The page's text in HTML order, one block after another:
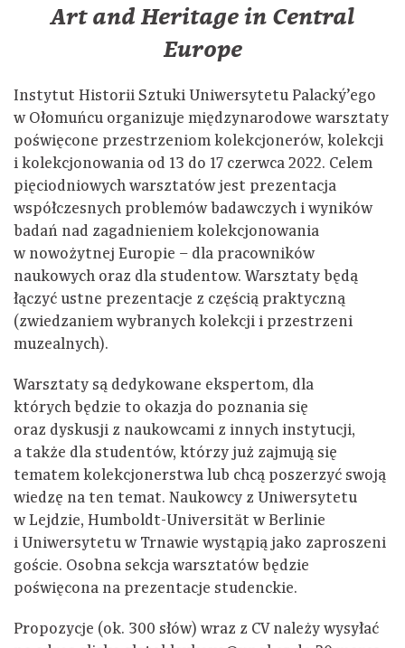
Art and Heritage in Central
Europe
Instytut Historii Sztuki Uniwersytetu Palacký’ego
w Ołomuńcu organizuje międzynarodowe warsztaty
poświęcone przestrzeniom kolekcjonerów, kolekcji
i kolekcjonowania od 13 do 17 czerwca 2022. Celem
pięciodniowych warsztatów jest prezentacja
współczesnych problemów badawczych i wyników
badań nad zagadnieniem kolekcjonowania
w nowożytnej Europie – dla pracowników
naukowych oraz dla studentow. Warsztaty będą
łączyć ustne prezentacje z częścią praktyczną
(zwiedzaniem wybranych kolekcji i przestrzeni
muzealnych).
Warsztaty są dedykowane ekspertom, dla
których będzie to okazja do poznania się
oraz dyskusji z naukowcami z innych instytucji,
a także dla studentów, którzy już zajmują się
tematem kolekcjonerstwa lub chcą poszerzyć swoją
wiedzę na ten temat. Naukowcy z Uniwersytetu
w Lejdzie, Humboldt-Universität w Berlinie
i Uniwersytetu w Trnawie wystąpią jako zaproszeni
goście. Osobna sekcja warsztatów będzie
poświęcona na prezentacje studenckie.
Propozycje (ok. 300 słów) wraz z CV należy wysyłać